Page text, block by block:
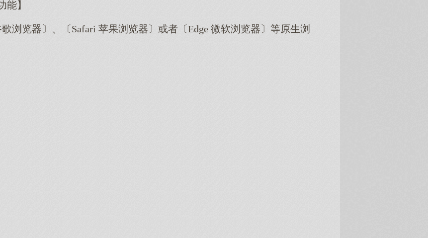
能】
浏览器〕、〔Safari 苹果浏览器〕或者〔Edge 微软浏览器〕等原生浏